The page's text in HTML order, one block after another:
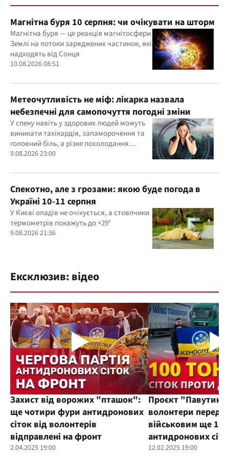
Магнітна буря 10 серпня: чи очікувати на шторм
Магнітна буря — це реакція магнітосфери
Землі на потоки заряджених частинок, які
надходять від Сонця
10.08.2026 08:51
Метеочутливість не міф: лікарка назвала
небезпечні для самопочуття погодні зміни
У спеку навіть у здорових людей можуть
виникати тахікардія, запаморочення та
головний біль, а різке похолодання
здатне провокувати спазм судин і
9.08.2026 23:00
Спекотно, але з грозами: якою буде погода в
Україні 10-11 серпня
У Києві опадів не очікується, а стовпчики
термометрів покажуть до +29°
9.08.2026 21:36
Ексклюзив: відео
Захист від ворожих "пташок":
ще чотири фури антидронових
сіток від волонтерів
відправлені на фронт
2.04.2025 19:00
Проєкт
волонтери
військовим ще
антидронових
12.02.2025 19:00